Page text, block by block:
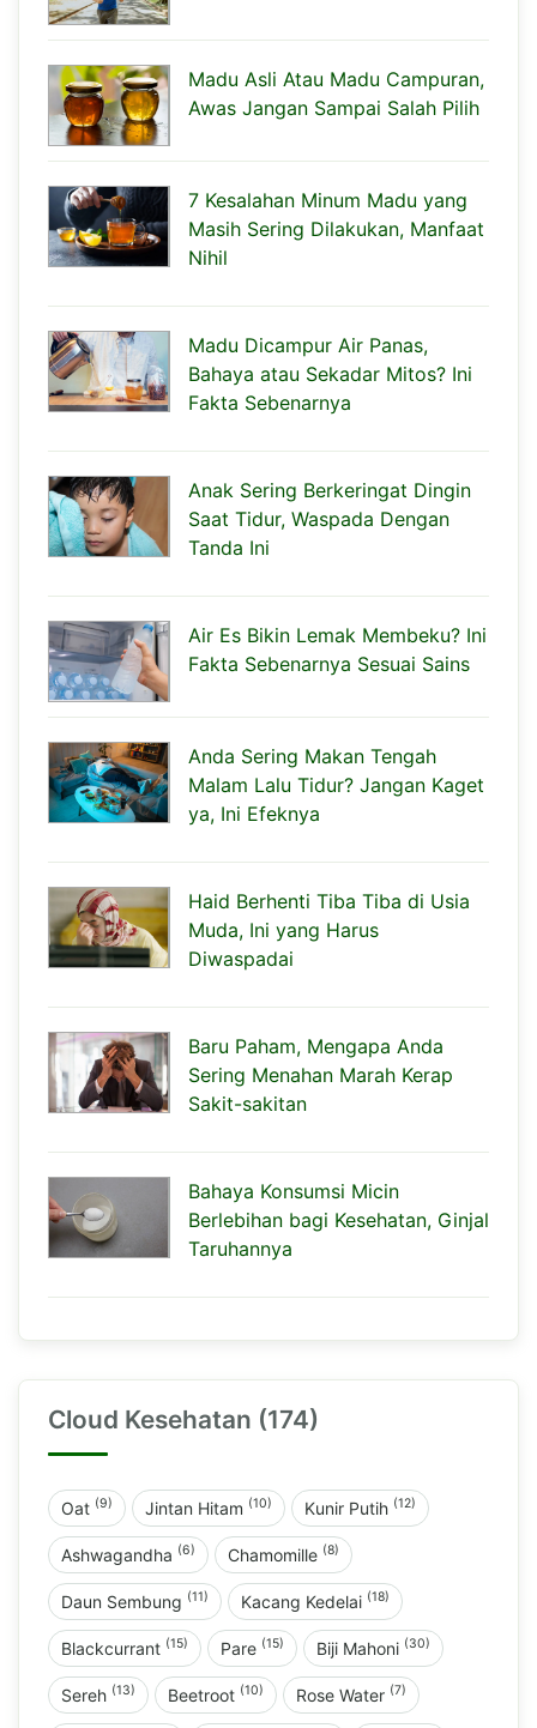
Madu Asli Atau Madu Campuran,
Awas Jangan Sampai Salah Pilih
7 Kesalahan Minum Madu yang
Masih Sering Dilakukan, Manfaat
Nihil
Madu Dicampur Air Panas,
Bahaya atau Sekadar Mitos? Ini
Fakta Sebenarnya
Anak Sering Berkeringat Dingin
Saat Tidur, Waspada Dengan
Tanda Ini
Air Es Bikin Lemak Membeku? Ini
Fakta Sebenarnya Sesuai Sains
Anda Sering Makan Tengah
Malam Lalu Tidur? Jangan Kaget
ya, Ini Efeknya
Haid Berhenti Tiba Tiba di Usia
Muda, Ini yang Harus
Diwaspadai
Baru Paham, Mengapa Anda
Sering Menahan Marah Kerap
Sakit-sakitan
Bahaya Konsumsi Micin
Berlebihan bagi Kesehatan, Ginjal
Taruhannya
Cloud Kesehatan (174)
Oat (9) Jintan Hitam (10) Kunir Putih (12)
Ashwagandha (6) Chamomille (8)
Daun Sembung (11) Kacang Kedelai (18)
Blackcurrant (15) Pare (15) Biji Mahoni (30)
Sereh (13) Beetroot (10) Rose Water (7)